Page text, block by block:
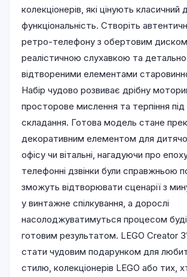
колекціонерів, які цінують класичний
функціональність. Створіть
ретро-телефону з обертовим
реалістичною слухавкою та детально
відтвореними елементами
Набір чудово розвиває дрібну
просторове мислення та терпіння під
складання. Готова модель стане
декоративним елементом для
офісу чи вітальні, нагадуючи про
телефонні дзвінки були справжньою
зможуть відтворювати сценарії з
у винтажне спілкування, а дорослі
насолоджуватимуться процесом
готовим результатом. LEGO Creator
стати чудовим подарунком для
стилю, колекціонерів LEGO або тих,